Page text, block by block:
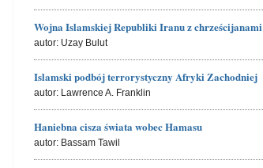
Wojna Islamskiej Republiki Iranu z chrześcijanami
autor: Uzay Bulut
Islamski podbój terrorystyczny Afryki Zachodniej
autor: Lawrence A. Franklin
Haniebna cisza świata wobec Hamasu
autor: Bassam Tawil